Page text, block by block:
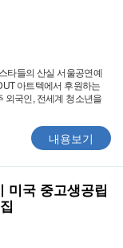
타들의 산실 서울공연예
아트텍에서 후원하는
외국인, 전세계 청소년을
내용보기
미국 중고생공립